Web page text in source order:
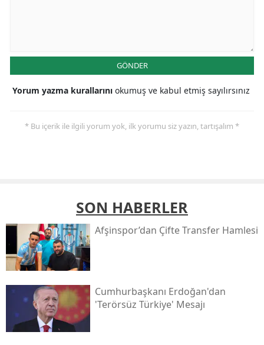
GÖNDER
Yorum yazma kurallarını okumuş ve kabul etmiş sayılırsınız
* Bu içerik ile ilgili yorum yok, ilk yorumu siz yazın, tartışalım *
SON HABERLER
Afşinspor’dan Çifte Transfer Hamlesi
Cumhurbaşkanı Erdoğan'dan
'terörsüz Türkiye' Mesajı